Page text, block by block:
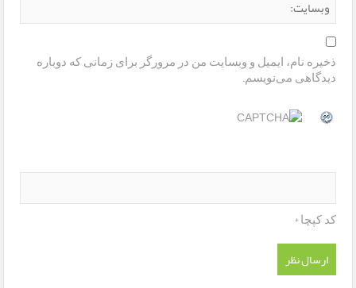
ذخیره نام، ایمیل و وبسایت من در مرورگر برای زمانی که دوباره
دیدگاهی می‌نویسم.
کد کپچا*